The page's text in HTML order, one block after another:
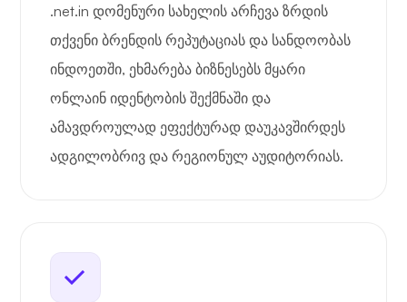
.net.in დომენური სახელის არჩევა ზრდის
თქვენი ბრენდის რეპუტაციას და სანდოობას
ინდოეთში, ეხმარება ბიზნესებს მყარი
ონლაინ იდენტობის შექმნაში და
ამავდროულად ეფექტურად დაუკავშირდეს
ადგილობრივ და რეგიონულ აუდიტორიას.